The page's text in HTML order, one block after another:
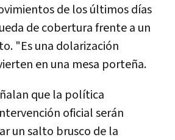
de los últimos días
de cobertura frente a un
"Es una dolarización
en una mesa porteña.
que la política
oficial serán
un salto brusco de la